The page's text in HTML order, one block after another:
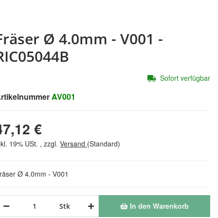
Ø 4.0mm - V001 -
AV001
Ø 4.0mm - V001
€
19% USt. , zzgl. Versand (Standard)
Stk In den Warenkorb
Sofort verfügbar